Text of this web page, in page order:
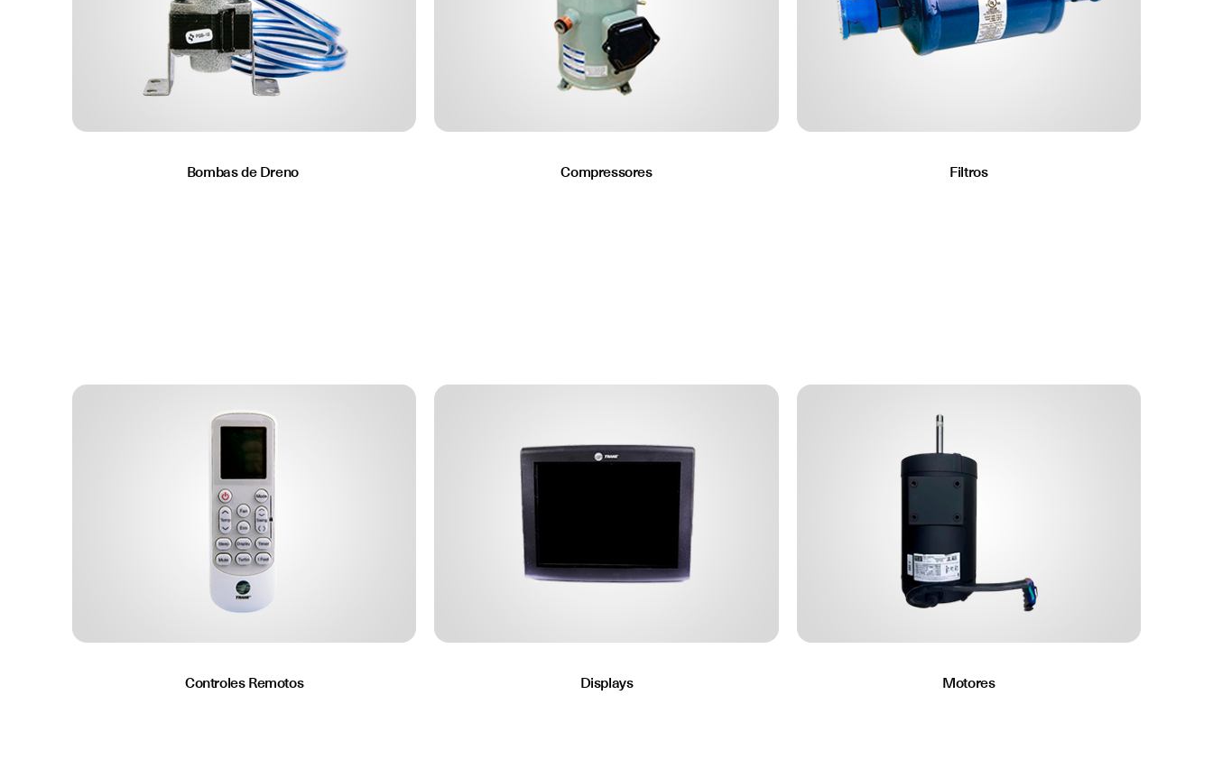
Bombas de Dreno Compressores Filtros
Controles Remotos Displays Motores